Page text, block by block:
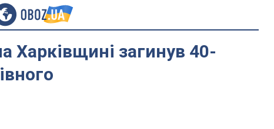
Харківщині загинув 40-